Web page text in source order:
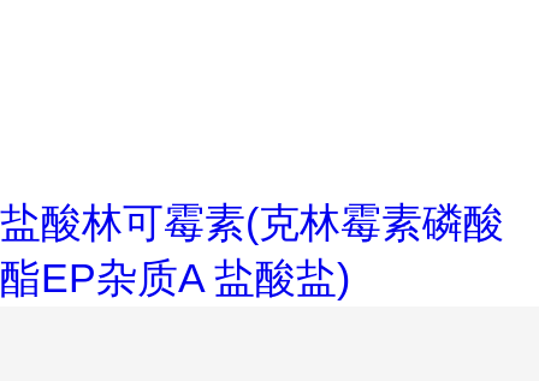
盐酸林可霉素(克林霉素磷酸
酯EP杂质A 盐酸盐)